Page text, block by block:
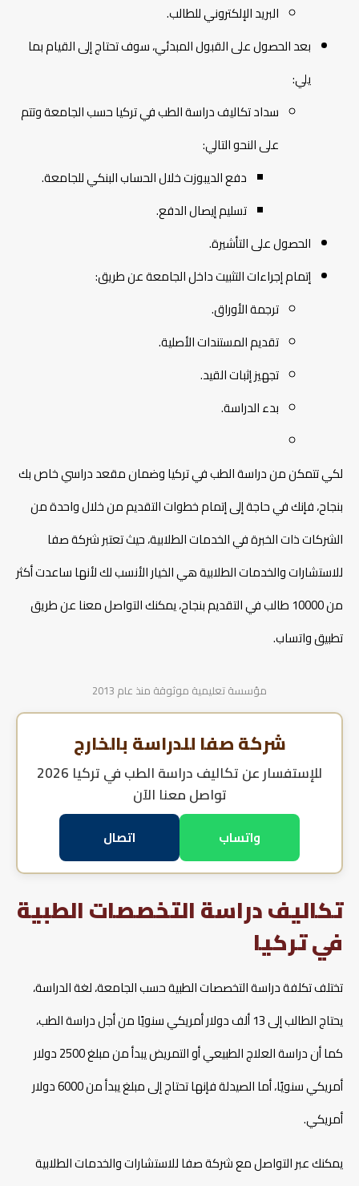
البريد الإلكتروني للطالب.
بعد الحصول على القبول المبدئي، سوف تحتاج إلى القيام بما
يلي:
سداد تكاليف دراسة الطب في تركيا حسب الجامعة وتتم
على النحو التالي:
دفع الديبوزت خلال الحساب البنكي للجامعة.
تسليم إيصال الدفع.
الحصول على التأشيرة.
إتمام إجراءات التثبيت داخل الجامعة عن طريق:
ترجمة الأوراق.
تقديم المستندات الأصلية.
تجهيز إثبات القيد.
بدء الدراسة.
لكي تتمكن من دراسة الطب في تركيا وضمان مقعد دراسي خاص بك
بنجاح، فإنك في حاجة إلى إتمام خطوات التقديم من خلال واحدة من
الشركات ذات الخبرة في الخدمات الطلابية، حيث تعتبر شركة صفا
للاستشارات والخدمات الطلابية هي الخيار الأنسب لك لأنها ساعدت أكثر
من 10000 طالب في التقديم بنجاح، يمكنك التواصل معنا عن طريق
تطبيق واتساب.
مؤسسة تعليمية موثوقة منذ عام 2013
شركة صفا للدراسة بالخارج
للإستفسار عنتكاليف دراسة الطب في تركيا 2026
تواصل معنا الآن
واتساب اتصال
تكاليف دراسة التخصصات الطبية
في تركيا
تختلف تكلفة دراسة التخصصات الطبية حسب الجامعة، لغة الدراسة،
يحتاج الطالب إلى 13 ألف دولار أمريكي سنويًا من أجل دراسة الطب،
كما أن دراسة العلاج الطبيعي أو التمريض يبدأ من مبلغ 2500 دولار
أمريكي سنويًا، أما الصيدلة فإنها تحتاج إلى مبلغ يبدأ من 6000 دولار
أمريكي.
يمكنك عبر التواصل مع شركة صفا للاستشارات والخدمات الطلابية